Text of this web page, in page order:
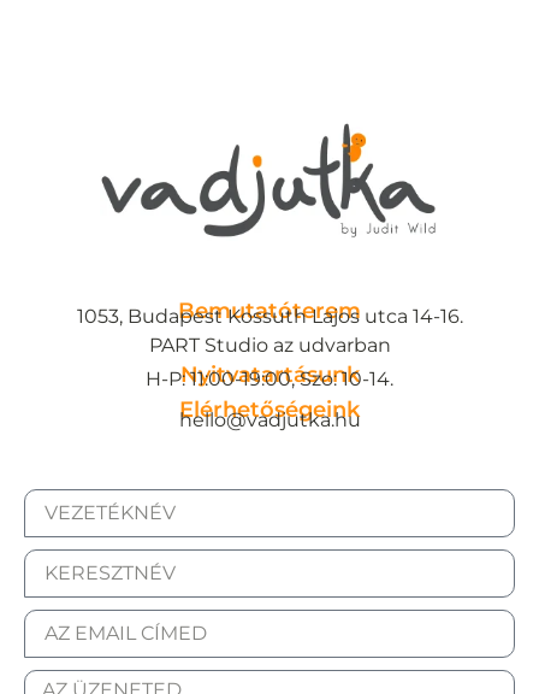
Bemutatóterem
1053, Budapest Kossuth Lajos utca 14-16.
PART Studio az udvarban
Nyitvatartásunk
H-P: 11:00-19:00, Szo: 10-14.
Elérhetőségeink
hello@vadjutka.hu